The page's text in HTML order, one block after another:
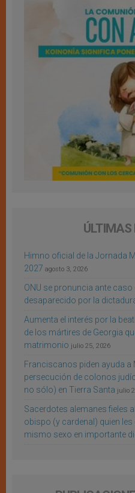
ÚLTIMAS
Himno oficial de la Jornada
2027 agosto 3, 2026
ONU se pronuncia ante
desaparecido por la
Aumenta el interés por la
de los mártires de Georgia
matrimonio julio 25, 2026
Franciscanos piden ayuda a
persecución de colonos
no sólo) en Tierra Santa julio
Sacerdotes alemanes fieles
obispo (y cardenal) quien les
mismo sexo en importante